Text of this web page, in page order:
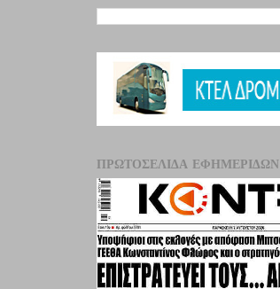
ΠΡΩΤΟΣΈΛΙΔΑ ΕΦΗΜΕΡΊΔΩΝ